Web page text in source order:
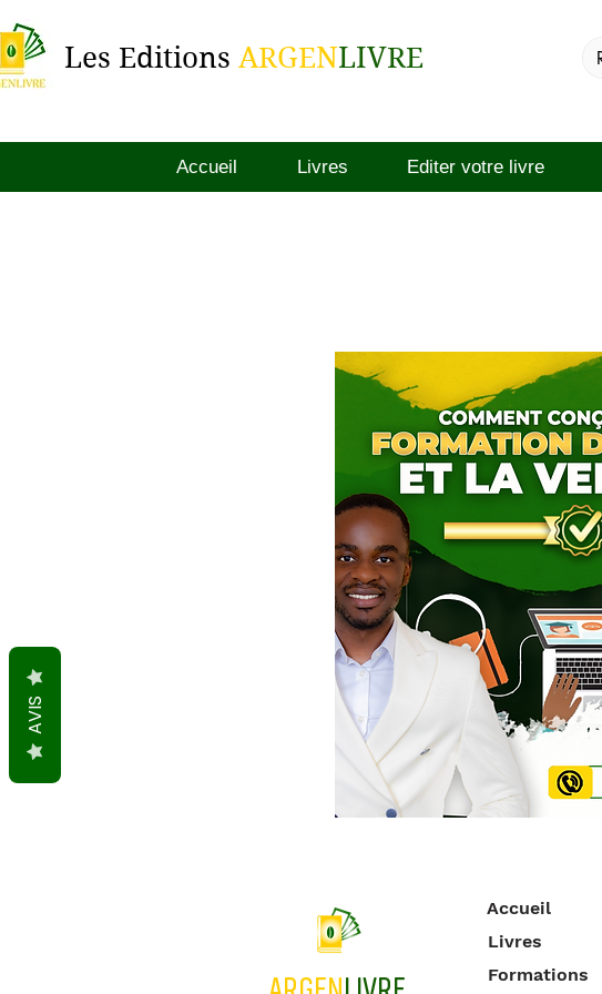
Les Editions ARGENLIVRE
Accueil Livres Editer votre livre
Accueil
Livres
Formations
AVIS